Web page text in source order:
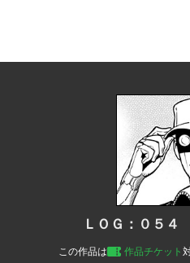
ＬＯＧ：０５４
この作品は 作品チケット